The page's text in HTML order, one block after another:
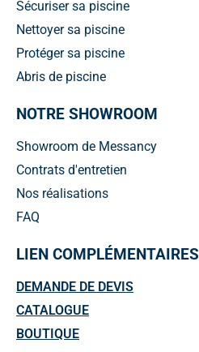
Sécuriser sa piscine
Nettoyer sa piscine
Protéger sa piscine
Abris de piscine
NOTRE SHOWROOM
Showroom de Messancy
Contrats d'entretien
Nos réalisations
FAQ
LIEN COMPLÉMENTAIRES
DEMANDE DE DEVIS
CATALOGUE
BOUTIQUE